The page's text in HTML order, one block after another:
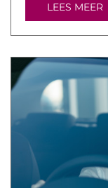
LEES MEER